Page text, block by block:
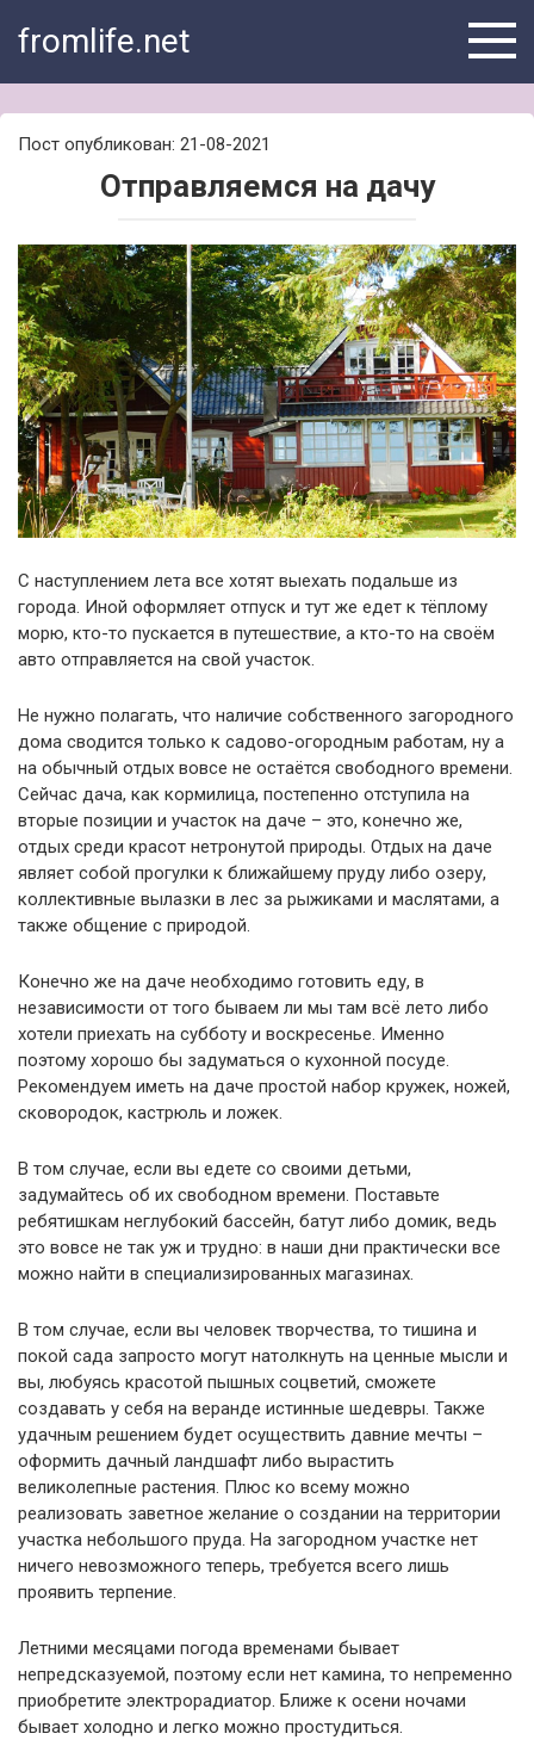
fromlife.net
Пост опубликован: 21-08-2021
Отправляемся на дачу
С наступлением лета все хотят выехать подальше из
города. Иной оформляет отпуск и тут же едет к тёплому
морю, кто-то пускается в путешествие, а кто-то на своём
авто отправляется на свой участок.
Не нужно полагать, что наличие собственного загородного
дома сводится только к садово-огородным работам, ну а
на обычный отдых вовсе не остаётся свободного времени.
Сейчас дача, как кормилица, постепенно отступила на
вторые позиции и участок на даче – это, конечно же,
отдых среди красот нетронутой природы. Отдых на даче
являет собой прогулки к ближайшему пруду либо озеру,
коллективные вылазки в лес за рыжиками и маслятами, а
также общение с природой.
Конечно же на даче необходимо готовить еду, в
независимости от того бываем ли мы там всё лето либо
хотели приехать на субботу и воскресенье. Именно
поэтому хорошо бы задуматься о кухонной посуде.
Рекомендуем иметь на даче простой набор кружек, ножей,
сковородок, кастрюль и ложек.
В том случае, если вы едете со своими детьми,
задумайтесь об их свободном времени. Поставьте
ребятишкам неглубокий бассейн, батут либо домик, ведь
это вовсе не так уж и трудно: в наши дни практически все
можно найти в специализированных магазинах.
В том случае, если вы человек творчества, то тишина и
покой сада запросто могут натолкнуть на ценные мысли и
вы, любуясь красотой пышных соцветий, сможете
создавать у себя на веранде истинные шедевры. Также
удачным решением будет осуществить давние мечты –
оформить дачный ландшафт либо вырастить
великолепные растения. Плюс ко всему можно
реализовать заветное желание о создании на территории
участка небольшого пруда. На загородном участке нет
ничего невозможного теперь, требуется всего лишь
проявить терпение.
Летними месяцами погода временами бывает
непредсказуемой, поэтому если нет камина, то непременно
приобретите электрорадиатор. Ближе к осени ночами
бывает холодно и легко можно простудиться.